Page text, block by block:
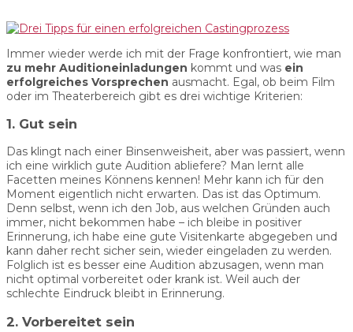
Immer wieder werde ich mit der Frage konfrontiert, wie man
zu mehr Auditioneinladungen kommt und was ein
erfolgreiches Vorsprechen ausmacht. Egal, ob beim Film
oder im Theaterbereich gibt es drei wichtige Kriterien:
1. Gut sein
Das klingt nach einer Binsenweisheit, aber was passiert, wenn
ich eine wirklich gute Audition abliefere? Man lernt alle
Facetten meines Könnens kennen! Mehr kann ich für den
Moment eigentlich nicht erwarten. Das ist das Optimum.
Denn selbst, wenn ich den Job, aus welchen Gründen auch
immer, nicht bekommen habe – ich bleibe in positiver
Erinnerung, ich habe eine gute Visitenkarte abgegeben und
kann daher recht sicher sein, wieder eingeladen zu werden.
Folglich ist es besser eine Audition abzusagen, wenn man
nicht optimal vorbereitet oder krank ist. Weil auch der
schlechte Eindruck bleibt in Erinnerung.
2. Vorbereitet sein